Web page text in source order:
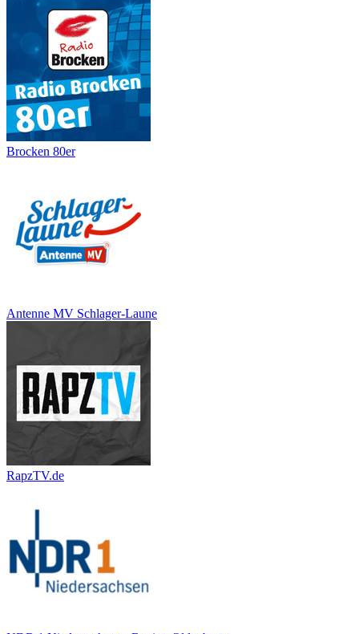
Brocken 80er
Antenne MV Schlager-Laune
RapzTV.de